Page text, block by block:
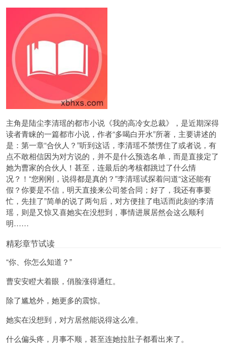
主角是陆尘李清瑶的都市小说 《我的高冷女总裁》，是近期深得
读者青睐的一篇都市小说，作者“多喝白开水”所著，主要讲述的
是：第一章“合伙人？”听到这话，李清瑶不禁愣住了或者说，有
点不敢相信因为对方说的，并不是什么预选名单，而是直接定了
她为曹家的合伙人！甚至，连最后的考核都跳过了什么情
况？！“您刚刚，说得都是真的？”李清瑶试探着问道“这还能有
假？你要是不信，明天直接来公司签合同；好了，我还有事要
忙，先挂了”简单的说了两句后，对方便挂了电话而此刻的李清
瑶，则是又惊又喜她实在没想到，事情进展居然会这么顺利
明……
精彩章节试读
“你、你怎么知道？”
曹安安瞪大着眼，俏脸涨得通红。
除了尴尬外，她更多的震惊。
她实在没想到，对方居然能说得这么准。
什么偏头疼，月事不顺，甚至连她拉肚子都看出来了。